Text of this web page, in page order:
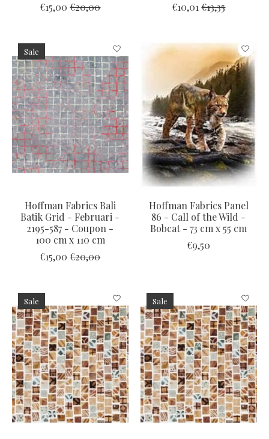
€15,00 €20,00
€10,01 €13,35
Sale
Hoffman Fabrics Bali
Batik Grid - Februari -
2195-587 - Coupon -
100 cm x 110 cm
€15,00 €20,00
Hoffman Fabrics Panel
86 - Call of the Wild -
Bobcat - 73 cm x 55 cm
€9,50
Sale Sale